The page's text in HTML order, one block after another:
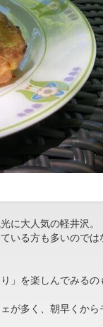
に大人気の軽井沢。
いる方も多いのでは
」を楽しんでみる
が多く、朝早くか